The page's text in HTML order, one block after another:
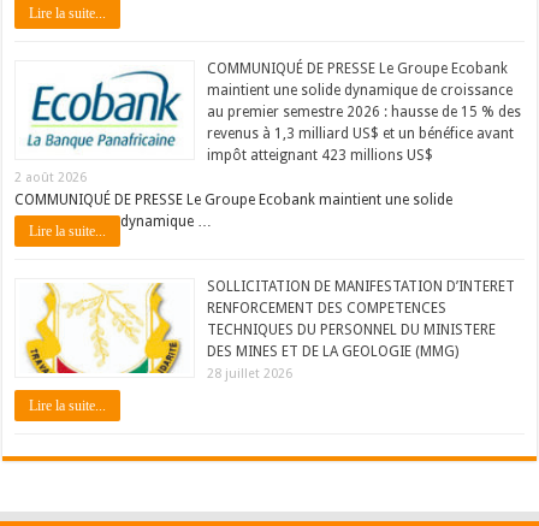
Lire la suite...
COMMUNIQUÉ DE PRESSE Le Groupe Ecobank
maintient une solide dynamique de croissance
au premier semestre 2026 : hausse de 15 % des
revenus à 1,3 milliard US$ et un bénéfice avant
impôt atteignant 423 millions US$
2 août 2026
COMMUNIQUÉ DE PRESSE Le Groupe Ecobank maintient une solide
dynamique …
Lire la suite...
SOLLICITATION DE MANIFESTATION D’INTERET
RENFORCEMENT DES COMPETENCES
TECHNIQUES DU PERSONNEL DU MINISTERE
DES MINES ET DE LA GEOLOGIE (MMG)
28 juillet 2026
Lire la suite...